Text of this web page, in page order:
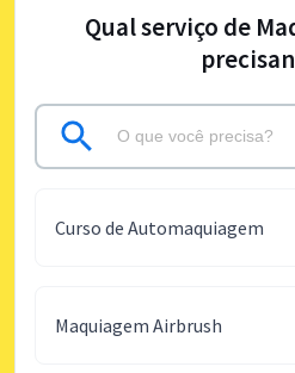
Qual serviço de
Curso de Automaquiagem
Maquiagem Airbrush